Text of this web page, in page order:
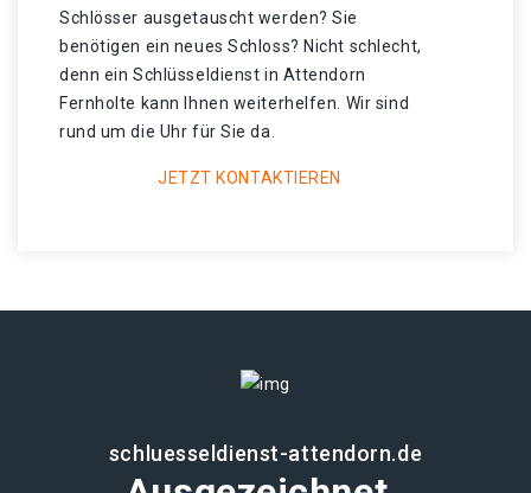
Schlösser ausgetauscht werden? Sie
benötigen ein neues Schloss? Nicht schlecht,
denn ein Schlüsseldienst in Attendorn
Fernholte kann Ihnen weiterhelfen. Wir sind
rund um die Uhr für Sie da.
JETZT KONTAKTIEREN
schluesseldienst-attendorn.de